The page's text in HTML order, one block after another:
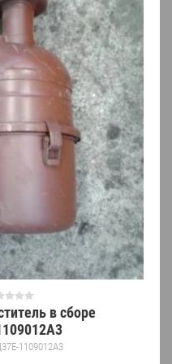
в сборе
1109012А3